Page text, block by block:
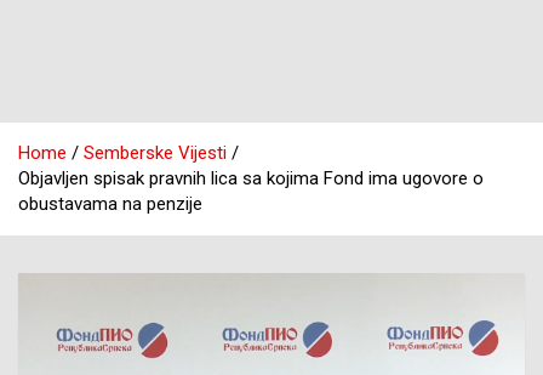
Home
Semberske Vijesti
Objavljen spisak pravnih lica sa kojima Fond ima ugovore o
obustavama na penzije